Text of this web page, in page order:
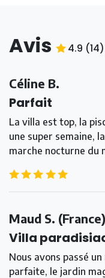
Avis 4.9 /5
4.9 (14)
Céline B.
Parfait
La villa est top, la
une super semaine,
marche nocturne du
Maud S. (France)
Villa
Nous avons passé
parfaite, le jardin